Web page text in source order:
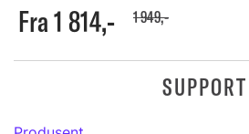
Fra 1 814,- 1 949,-
SUPPORT